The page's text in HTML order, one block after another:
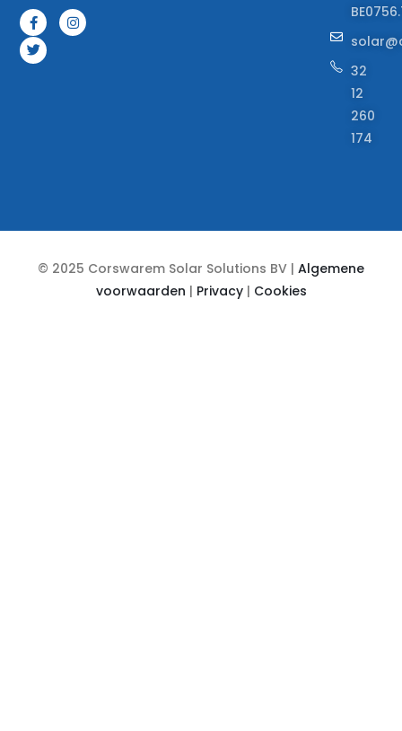
32
12
260
174
© 2025 Corswarem Solar Solutions BV | Algemene
voorwaarden | Privacy| Cookies